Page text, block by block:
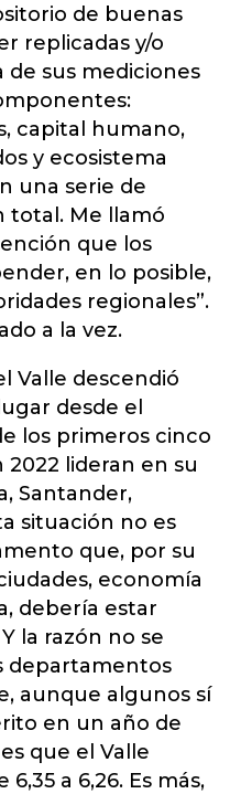
de buenas
replicadas y/o
de sus mediciones
capital humano,
y ecosistema
una serie de
total. Me llamó
que los
en lo posible,
regionales”.
a la vez.
Valle descendió
desde el
los primeros cinco
lideran en su
Santander,
situación no es
que, por su
economía
debería estar
la razón no se
departamentos
aunque algunos sí
en un año de
que el Valle
a 6,26. Es más,